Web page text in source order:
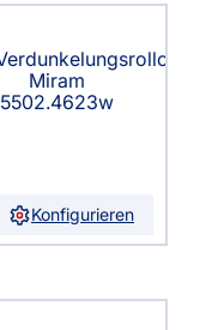
Miram
5502.4623w
Konfigurieren